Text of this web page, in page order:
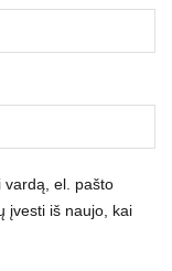
vardą, el. pašto
įvesti iš naujo, kai